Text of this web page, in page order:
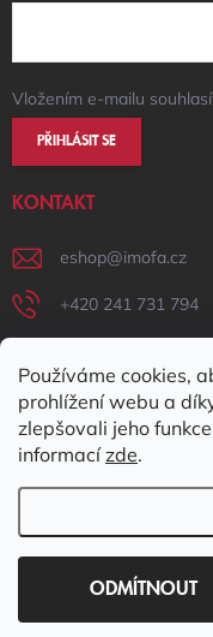
Používáme cookies,
prohlížení webu a
zlepšovali jeho
informacízde.
ODMÍTNOUT
Vložením e-mailu
PŘIHLÁSIT SE
KONTAKT
eshop@imofa.cz
+420 241 731 794
IMOFA Facebook
imofa_s.r.o
Copyright 2026IMOFA